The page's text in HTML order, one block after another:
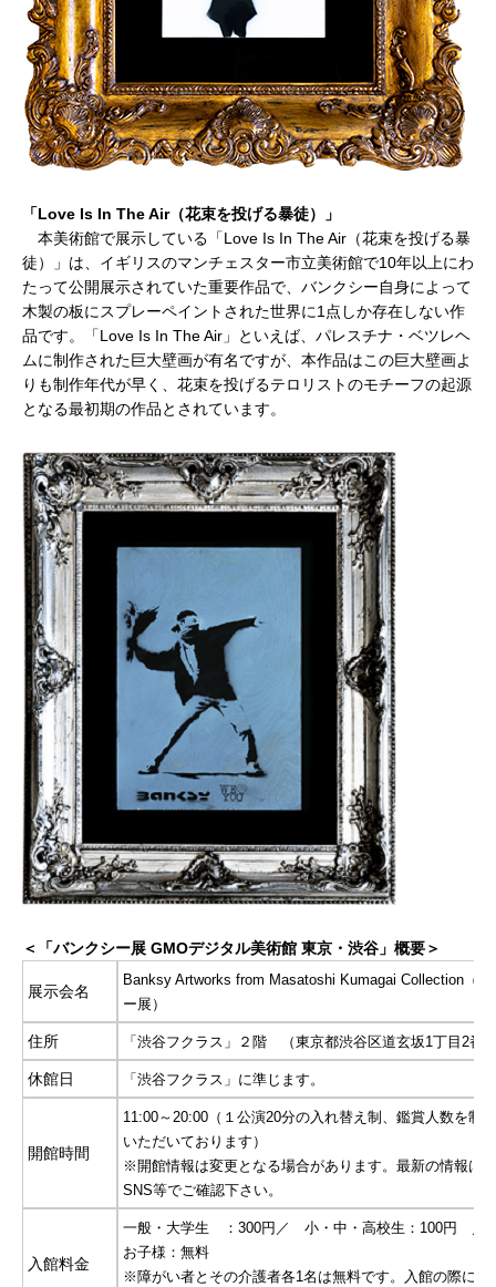
「Love Is In The Air（花束を投げる暴徒）」
本美術館で展示している「Love Is In The Air（花束を投げる暴
徒）」は、イギリスのマンチェスター市立美術館で10年以上にわ
たって公開展示されていた重要作品で、バンクシー自身によって
木製の板にスプレーペイントされた世界に1点しか存在しない作
品です。「Love Is In The Air」といえば、パレスチナ・ベツレヘ
ムに制作された巨大壁画が有名ですが、本作品はこの巨大壁画よ
りも制作年代が早く、花束を投げるテロリストのモチーフの起源
となる最初期の作品とされています。
＜「バンクシー展 GMOデジタル美術館 東京・渋谷」概要＞
展示会名
Banksy Artworks from Masatoshi Kumagai Collection（バ
ー展）
住所 「渋谷フクラス」２階 （東京都渋谷区道玄坂1丁目2番3
休館日 「渋谷フクラス」に準じます。
開館時間
11:00～20:00（１公演20分の入れ替え制、鑑賞人数を制
いただいております）
※開館情報は変更となる場合があります。最新の情報は
SNS等でご確認下さい。
入館料金
一般・大学生 ：300円／ 小・中・高校生：100円 ／
お子様：無料
※障がい者とその介護者各1名は無料です。入館の際に障